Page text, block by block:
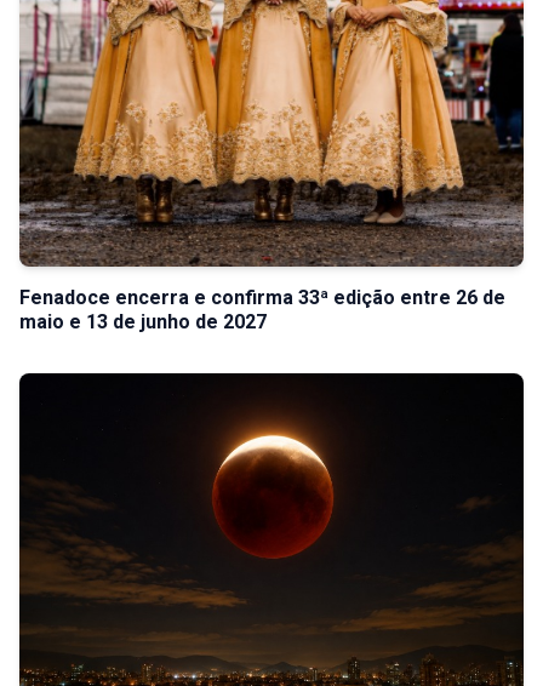
Fenadoce encerra e confirma 33ª edição entre 26 de
maio e 13 de junho de 2027